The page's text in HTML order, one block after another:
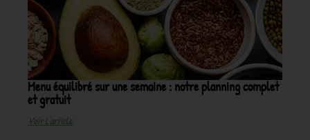
Menu équilibré sur une semaine : notre planning complet
et gratuit
Voir L'article